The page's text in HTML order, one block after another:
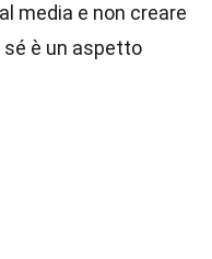
media e non creare
è un aspetto